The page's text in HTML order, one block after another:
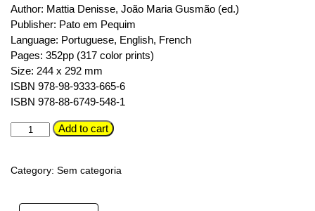
Author: Mattia Denisse, João Maria Gusmão (ed.)
Publisher: Pato em Pequim
Language: Portuguese, English, French
Pages: 352pp (317 color prints)
Size: 244 x 292 mm
ISBN 978-98-9333-665-6
ISBN 978-88-6749-548-1
Mattia
Add to cart
Category: Sem categoria